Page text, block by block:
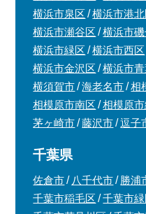
横浜市泉区
横浜市港
横浜市瀬谷区
横浜市
横浜市緑区
横浜市西区
横浜市金沢区
横浜市
横須賀市
海老名市
相
相模原市南区
相模原
茅ヶ崎市
藤沢市 逗子
千葉県
佐倉市 八千代市 勝浦
千葉市稲毛区
千葉市